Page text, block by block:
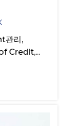
관리,
Credit,...